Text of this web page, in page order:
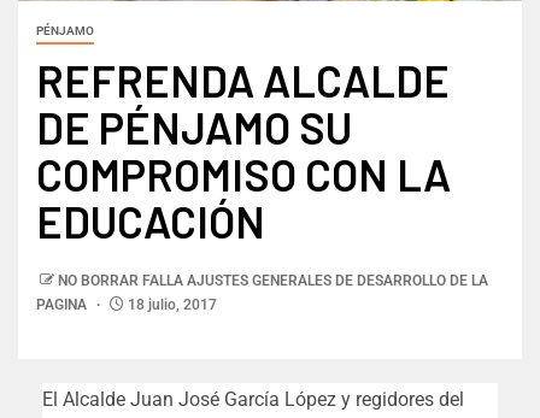
PÉNJAMO
REFRENDA ALCALDE
DE PÉNJAMO SU
COMPROMISO CON LA
EDUCACIÓN
NO BORRAR FALLA AJUSTES GENERALES DE DESARROLLO DE LA
PAGINA
18 julio, 2017
El Alcalde Juan José García López y regidores del